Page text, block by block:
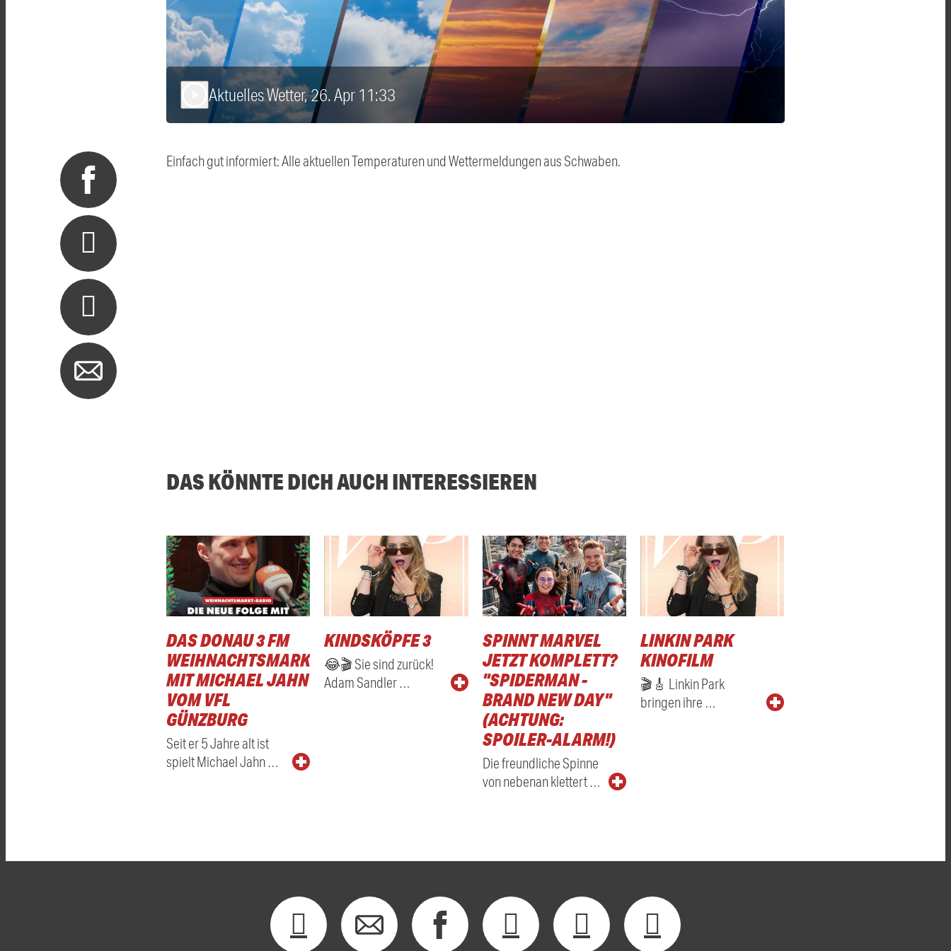
Aktuelles Wetter, 26. Apr 11:33
Einfach gut informiert: Alle aktuellen Temperaturen und Wettermeldungen aus Schwaben.
DAS KÖNNTE DICH AUCH INTERESSIEREN
DAS DONAU 3 FM
WEIHNACHTSMARKTRADIO
MIT MICHAEL JAHN
VOM VFL
GÜNZBURG
Seit er 5 Jahre alt ist
spielt Michael Jahn …
KINDSKÖPFE 3
😂🎬 Sie sind zurück!
Adam Sandler …
SPINNT MARVEL
JETZT KOMPLETT?
"SPIDERMAN -
BRAND NEW DAY"
(ACHTUNG:
SPOILER-ALARM!)
Die freundliche Spinne
von nebenan klettert …
LINKIN PARK
KINOFILM
🎬🎸 Linkin Park
bringen ihre …